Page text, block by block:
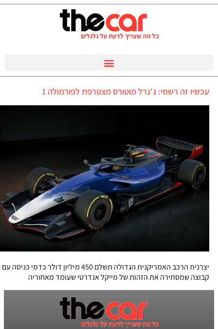
עכשיו זה רשמי: ג'נרל מוטורס מצטרפת לפורמולה 1
יצרנית הרכב האמריקנית הגדולה תשלם 450 מיליון דולר כדמי כניסה עם
קבוצה שמסתירה את הזהות של מייקל אנדרטי שעומד מאחוריה